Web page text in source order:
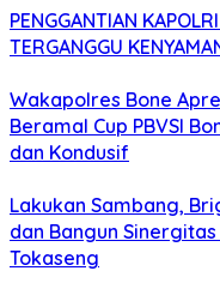
PENGGANTIAN
TERGANGGU
Wakapolres Bone
Beramal Cup PBVSI
dan Kondusif
Lakukan Sambang,
dan Bangun
Tokaseng